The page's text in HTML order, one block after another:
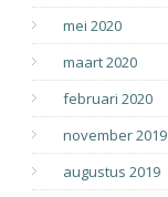
mei 2020
maart 2020
februari 2020
november 2019
augustus 2019